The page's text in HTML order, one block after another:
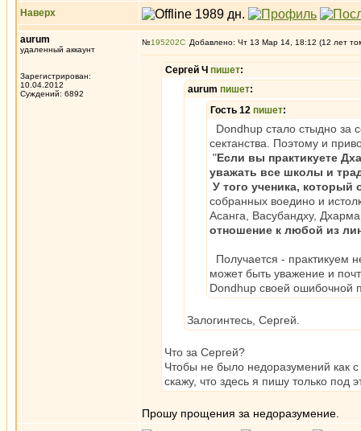
Наверх
aurum
удаленный аккаунт
Зарегистрирован:
10.04.2012
Суждений: 6892
№195202 Добавлено: Чт 13 Мар 14, 18:12 (12 лет
Сергей Ч пишет:
aurum пишет:
Гость 12 пишет:
Dondhup стало стыдно за
сектанства. Поэтому и
"Если вы практикуете
уважать все школы и
У того ученика,
собранных воедино и
Асанга, Васубандху,
отношение к любой из
Получается - практикуем
может быть уважение и
Dondhup своей ошибочной
Залогинтесь, Сергей.
Что за Сергей?
Чтобы не было недоразумений как с
скажу, что здесь я пишу только под
Прошу прощения за недоразумение.